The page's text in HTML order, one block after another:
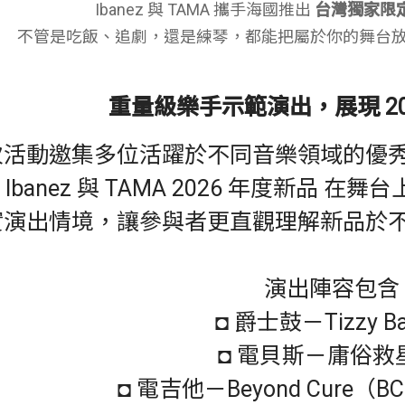
Ibanez 與 TAMA 攜手海國推出 台灣獨家限
不管是吃飯、追劇，還是練琴，都能把屬於你的舞台
重量級樂手示範演出，展現
動邀集多位活躍於不同音樂領域的優
Ibanez 與 TAMA 2026 年度新品 在舞
出情境，讓參與者更直觀理解新品於
演出陣容包含
◘ 爵士鼓－Tizzy
◘ 電貝斯－庸俗救
◘ 電吉他－Beyond Cure（